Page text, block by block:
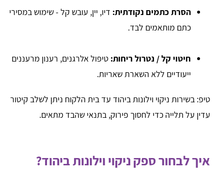
הסרת כתמים נקודתית: דיו, יין, עובש קל - שימוש במסירי
כתם מותאמים לבד.
חיטוי קל / נטרול ריחות: טיפול אלרגנים, רענון מרעננים
ייעודיים ללא השארת שאריות.
טיפ: בשירות ניקוי וילונות ביהוד עד בית הלקוח ניתן לשלב קיטור
עדין על תלייה כדי לחסוך פירוק, בתנאי שהבד מתאים.
איך לבחור ספק ניקוי וילונות ביהוד?